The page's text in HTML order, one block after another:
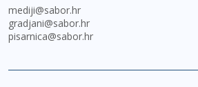
mediji@sabor.hr
gradjani@sabor.hr
pisarnica@sabor.hr